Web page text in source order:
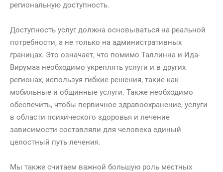
региональную доступность.
Доступность услуг должна основываться на реальной
потребности, а не только на административных
границах. Это означает, что помимо Таллинна и Ида-
Вирумаа необходимо укреплять услуги и в других
регионах, используя гибкие решения, такие как
мобильные и общинные услуги. Также необходимо
обеспечить, чтобы первичное здравоохранение, услуги
в области психического здоровья и лечение
зависимости составляли для человека единый
целостный путь лечения.
Мы также считаем важной большую роль местных